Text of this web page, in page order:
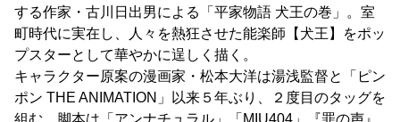
する作家・古川日出男による「平家物語 犬王の巻」。室
町時代に実在し、人々を熱狂させた能楽師【犬王】をポッ
プスターとして華やかに逞しく描く。
キャラクター原案の漫画家・松本大洋は湯浅監督と「ピン
ポン THE ANIMATION」以来５年ぶり、２度目のタッグを